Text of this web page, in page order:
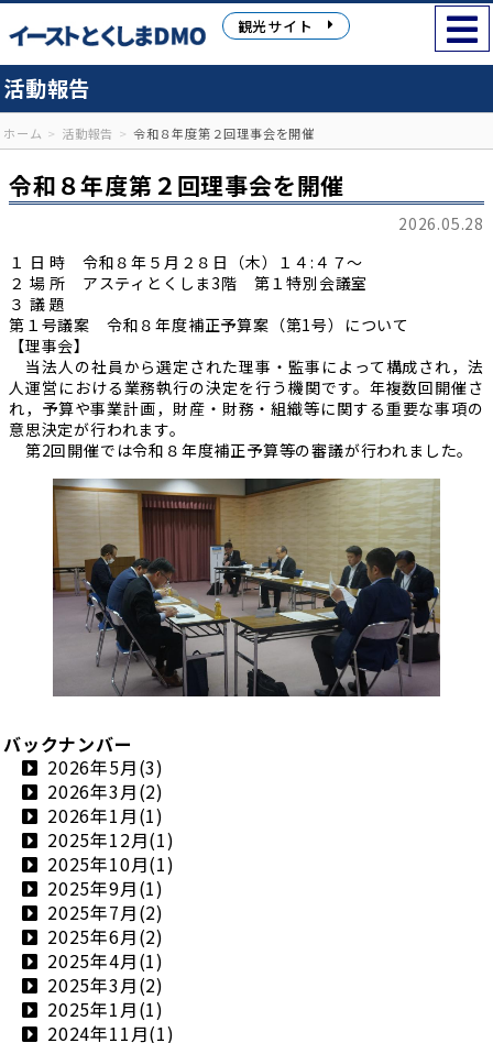
観光サイト
活動報告
ホーム 活動報告 令和８年度第２回理事会を開催
令和８年度第２回理事会を開催
2026.05.28
１ 日 時 令和８年５月２８日（木）１４:４７～
２ 場 所 アスティとくしま3階 第１特別会議室
３ 議 題
第１号議案 令和８年度補正予算案（第1号）について
【理事会】
当法人の社員から選定された理事・監事によって構成され，法
人運営における業務執行の決定を行う機関です。年複数回開催さ
れ，予算や事業計画，財産・財務・組織等に関する重要な事項の
意思決定が行われます。
第2回開催では令和８年度補正予算等の審議が行われました。
バックナンバー
2026年5月(3)
2026年3月(2)
2026年1月(1)
2025年12月(1)
2025年10月(1)
2025年9月(1)
2025年7月(2)
2025年6月(2)
2025年4月(1)
2025年3月(2)
2025年1月(1)
2024年11月(1)